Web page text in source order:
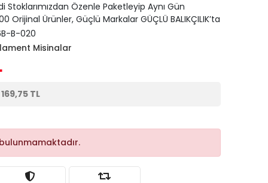
Stoklarımızdan Özenle Paketleyip Aynı Gün
Orijinal Ürünler, Güçlü Markalar GÜÇLÜ BALIKÇILIK’ta
B-020
Misinalar
169,75 TL